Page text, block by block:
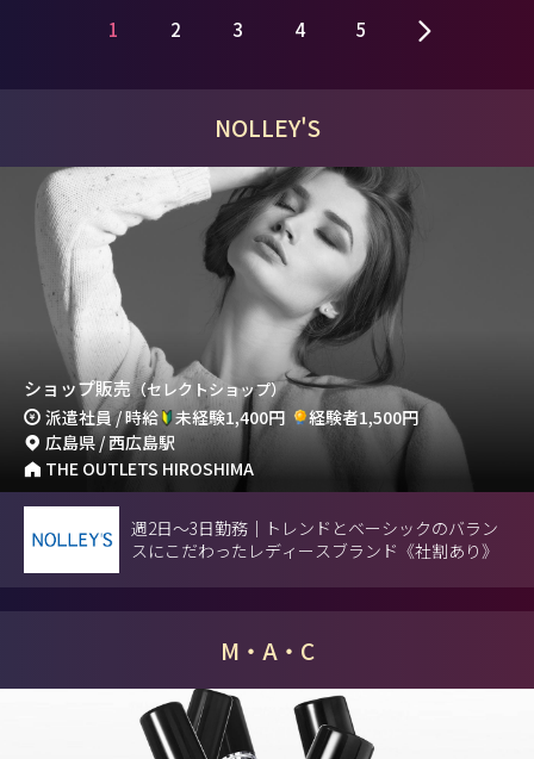
1 2 3 4 5
NOLLEY'S
ショップ販売（セレクトショップ）
派遣社員 / 時給 未経験1,400円
経験者1,500円
広島県 / 西広島駅
THE OUTLETS HIROSHIMA
週2日～3日勤務｜トレンドとベーシックのバラン
スにこだわったレディースブランド《社割あり》
M・A・C